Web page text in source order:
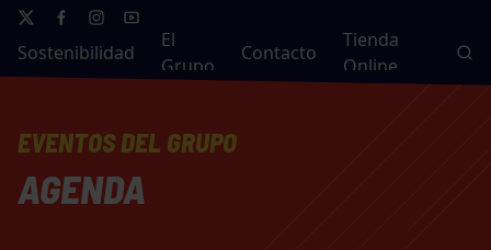
Sostenibilidad
El
Grupo
Contacto
Tienda
Online
EVENTOS DEL GRUPO
AGENDA